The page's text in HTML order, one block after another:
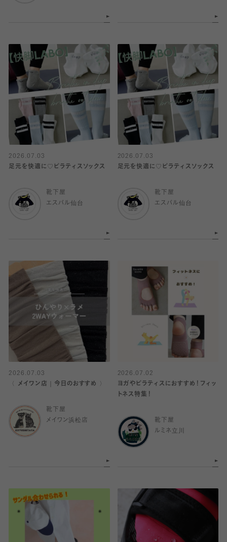
2026.07.03
足元を快適に♡ピラティスソックス
靴下屋
エスパル仙台
2026.07.03
足元を快適に♡ピラティスソックス
靴下屋
エスパル仙台
2026.07.03
〈 メイワン店｜今日のおすすめ 〉
靴下屋
メイワン浜松店
2026.07.02
ヨガやピラティスにおすすめ！フィッ
トネス特集！
靴下屋
ルミネ立川